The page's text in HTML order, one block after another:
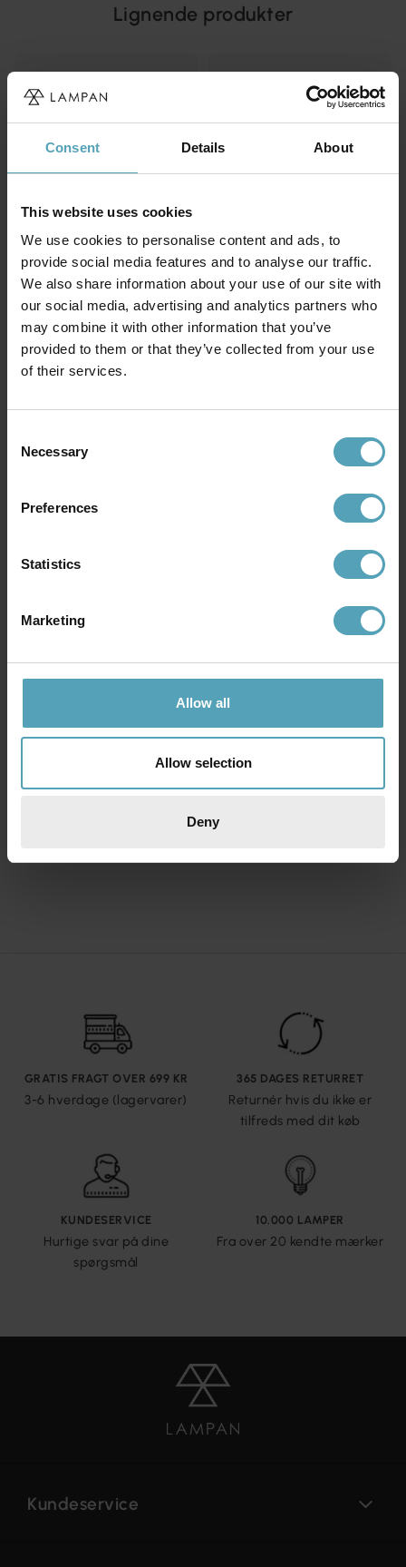
Consent Details About
This website uses cookies
We use cookies to personalise content and ads, to
provide social media features and to analyse our traffic.
We also share information about your use of our site with
our social media, advertising and analytics partners who
may combine it with other information that you’ve
provided to them or that they’ve collected from your use
of their services.
Selection
Necessary
Preferences
Statistics
Marketing
Allow all
Allow selection
Deny
Lignende produkter
AIRAM
Saunaled H
1 054 kr.
AIRAM
Saunaled V
Saunaled H Saunaled V
GRATIS FRAGT OVER 699 KR
3-6 hverdage (lagervarer)
365 DAGES RETURRET
Returnér hvis du ikke er
tilfreds med dit køb
KUNDESERVICE
Hurtige svar på dine
spørgsmål
10.000 LAMPER
Fra over 20 kendte mærker
Kundeservice